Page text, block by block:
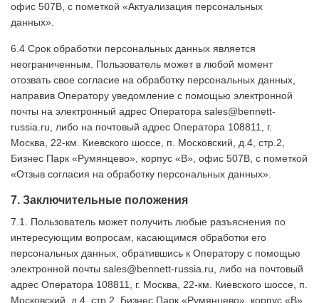
офис 507В, с пометкой «Актуализация персональных
данных».
6.4 Срок обработки персональных данных является
неограниченным. Пользователь может в любой момент
отозвать свое согласие на обработку персональных данных,
направив Оператору уведомление с помощью электронной
почты на электронный адрес Оператора sales@bennett-
russia.ru, либо на почтовый адрес Оператора 108811, г.
Москва, 22-км. Киевского шоссе, п. Московский, д.4, стр.2,
Бизнес Парк «Румянцево», корпус «В», офис 507В, с пометкой
«Отзыв согласия на обработку персональных данных».
7. Заключительные положения
7.1. Пользователь может получить любые разъяснения по
интересующим вопросам, касающимся обработки его
персональных данных, обратившись к Оператору с помощью
электронной почты sales@bennett-russia.ru, либо на почтовый
адрес Оператора 108811, г. Москва, 22-км. Киевского шоссе, п.
Московский, д.4, стр.2, Бизнес Парк «Румянцево», корпус «В»,